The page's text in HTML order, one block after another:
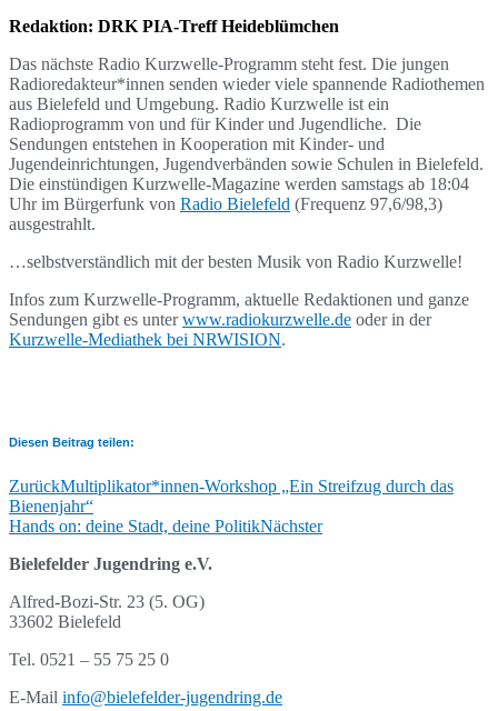
Redaktion: DRK PIA-Treff Heideblümchen
Das nächste Radio Kurzwelle-Programm steht fest. Die jungen
Radioredakteur*innen senden wieder viele spannende Radiothemen
aus Bielefeld und Umgebung. Radio Kurzwelle ist ein
Radioprogramm von und für Kinder und Jugendliche. Die
Sendungen entstehen in Kooperation mit Kinder- und
Jugendeinrichtungen, Jugendverbänden sowie Schulen in Bielefeld.
Die einstündigen Kurzwelle-Magazine werden samstags ab 18:04
Uhr im Bürgerfunk von Radio Bielefeld (Frequenz 97,6/98,3)
ausgestrahlt.
…selbstverständlich mit der besten Musik von Radio Kurzwelle!
Infos zum Kurzwelle-Programm, aktuelle Redaktionen und ganze
Sendungen gibt es unterwww.radiokurzwelle.de oder in der
Kurzwelle-Mediathek bei NRWISION.
Diesen Beitrag teilen:
ZurückMultiplikator*innen-Workshop „Ein Streifzug durch das
Bienenjahr“
Hands on: deine Stadt, deine PolitikNächster
Bielefelder Jugendring e.V.
Alfred-Bozi-Str. 23 (5. OG)
33602 Bielefeld
Tel. 0521 – 55 75 25 0
E-Mail info@bielefelder-jugendring.de